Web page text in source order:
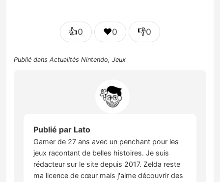
👍0 ❤️0 👎0
Publié dansActualités Nintendo,Jeux
Publié par Lato
Gamer de 27 ans avec un penchant pour les
jeux racontant de belles histoires. Je suis
rédacteur sur le site depuis 2017. Zelda reste
ma licence de cœur mais j'aime découvrir des